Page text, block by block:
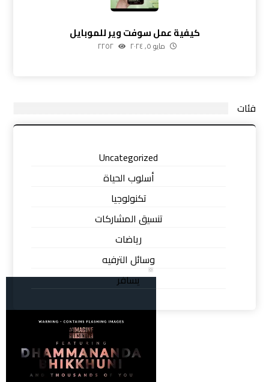
كيفية عمل سوفت وير للموبايل
مايو ٥, ٢٠٢٤ ٢٢٥٢
فئات
Uncategorized
أسلوب الحياة
تكنولوجيا
تنسيق المشاركات
رياضات
وسائل الترفيه
يسافر